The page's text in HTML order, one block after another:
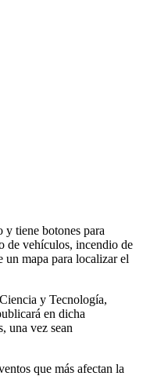
tiene botones para
de vehículos, incendio de
un mapa para localizar el
y Tecnología,
en dicha
una vez sean
que más afectan la